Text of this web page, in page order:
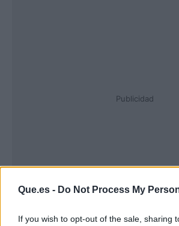
Que.es - Do Not Process My
If you wish to opt-out of the sale, sharing
Publicidad